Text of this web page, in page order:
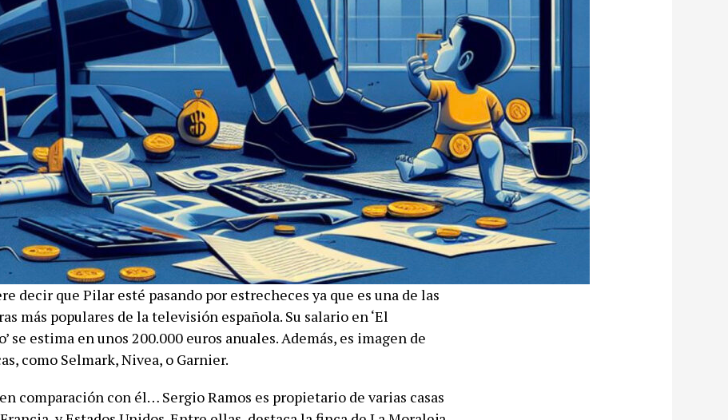
decir que Pilar esté pasando por estrecheces ya que es una de las
más populares de la televisión española. Su salario en ‘El
se estima en unos 200.000 euros anuales. Además, es imagen de
como Selmark, Nivea, o Garnier.
comparación con él… Sergio Ramos es propietario de varias casas